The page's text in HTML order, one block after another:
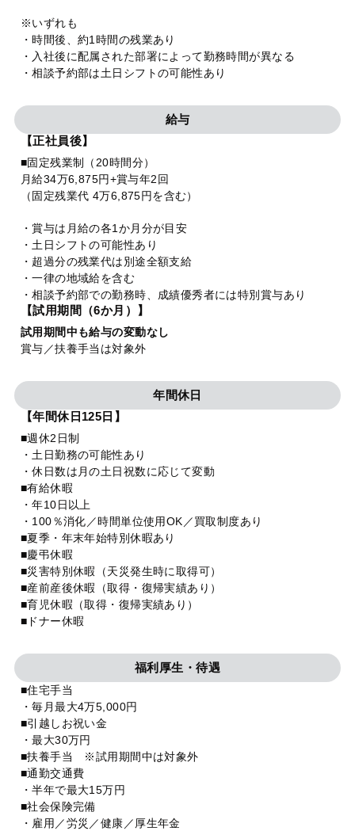
※いずれも
・時間後、約1時間の残業あり
・入社後に配属された部署によって勤務時間が異なる
・相談予約部は土日シフトの可能性あり
給与
【正社員後】
■固定残業制（20時間分）
月給34万6,875円+賞与年2回
（固定残業代 4万6,875円を含む）
・賞与は月給の各1か月分が目安
・土日シフトの可能性あり
・超過分の残業代は別途全額支給
・一律の地域給を含む
・相談予約部での勤務時、成績優秀者には特別賞与あり
【試用期間（6か月）】
試用期間中も給与の変動なし
賞与／扶養手当は対象外
年間休日
【年間休日125日】
■週休2日制
・土日勤務の可能性あり
・休日数は月の土日祝数に応じて変動
■有給休暇
・年10日以上
・100％消化／時間単位使用OK／買取制度あり
■夏季・年末年始特別休暇あり
■慶弔休暇
■災害特別休暇（天災発生時に取得可）
■産前産後休暇（取得・復帰実績あり）
■育児休暇（取得・復帰実績あり）
■ドナー休暇
福利厚生・待遇
■住宅手当
・毎月最大4万5,000円
■引越しお祝い金
・最大30万円
■扶養手当 ※試用期間中は対象外
■通勤交通費
・半年で最大15万円
■社会保険完備
・雇用／労災／健康／厚生年金